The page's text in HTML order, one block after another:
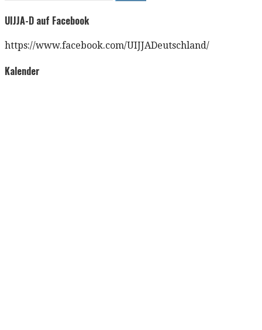
UIJJA-D auf Facebook
https://www.facebook.com/UIJJADeutschland/
Kalender